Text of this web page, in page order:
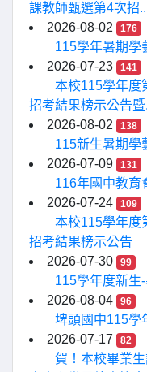
課教師甄選第4次招
2026-08-02
176
115學年暑期學
2026-07-23
141
本校115學年度
招考結果榜示公告暨
2026-08-02
138
115新生暑期學
2026-07-09
131
116年國中教育
2026-07-24
109
本校115學年度
招考結果榜示公告
2026-07-30
99
115學年度新生
2026-08-04
96
埤頭國中115學
2026-07-17
82
賀！本校畢業